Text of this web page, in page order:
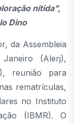
nítida”,
Dino
da Assembleia
(Alerj),
reunião para
rematrículas,
no Instituto
(IBMR). O